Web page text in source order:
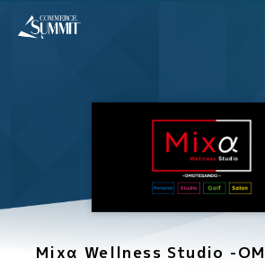
Mixα Wellness Studio -